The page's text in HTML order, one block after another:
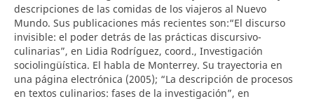
descripciones de las comidas de los viajeros al Nuevo
Mundo. Sus publicaciones más recientes son:“El discurso
invisible: el poder detrás de las prácticas discursivo-
culinarias”, en Lidia Rodríguez, coord., Investigación
sociolingüística. El habla de Monterrey. Su trayectoria en
una página electrónica (2005); “La descripción de procesos
en textos culinarios: fases de la investigación”, en